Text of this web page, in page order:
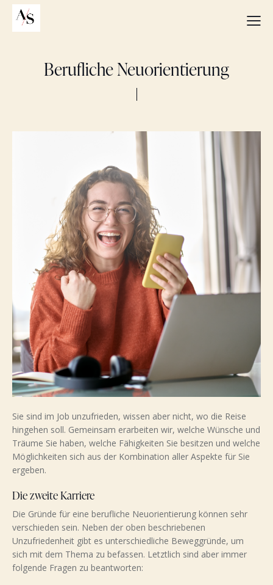
Berufliche Neuorientierung
Sie sind im Job unzufrieden, wissen aber nicht, wo die Reise
hingehen soll. Gemeinsam erarbeiten wir, welche Wünsche und
Träume Sie haben, welche Fähigkeiten Sie besitzen und welche
Möglichkeiten sich aus der Kombination aller Aspekte für Sie
ergeben.
Die zweite Karriere
Die Gründe für eine berufliche Neuorientierung können sehr
verschieden sein. Neben der oben beschriebenen
Unzufriedenheit gibt es unterschiedliche Beweggründe, um
sich mit dem Thema zu befassen. Letztlich sind aber immer
folgende Fragen zu beantworten: